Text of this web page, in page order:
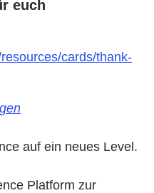
euch
cards/thank-
auf ein neues Level.
Platform zur